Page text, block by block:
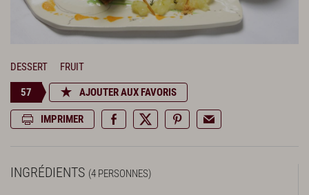
DESSERT FRUIT
57 AJOUTER AUX FAVORIS
IMPRIMER
INGRÉDIENTS (4 PERSONNES)